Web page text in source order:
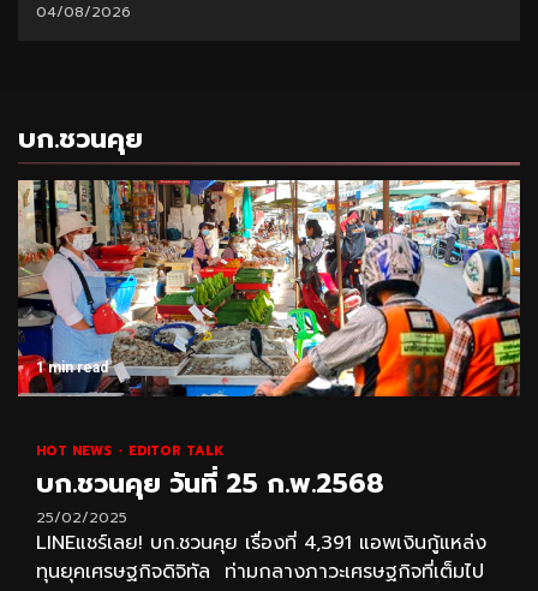
31/07/2026
บก.ชวนคุย
1 min read
HOT NEWS EDITOR TALK
บก.ชวนคุย วันที่ 25 ก.พ.2568
25/02/2025
LINEแชร์เลย! บก.ชวนคุย เรื่องที่ 4,391 แอพเงินกู้แหล่ง
ทุนยุคเศรษฐกิจดิจิทัล ท่ามกลางภาวะเศรษฐกิจที่เต็มไป